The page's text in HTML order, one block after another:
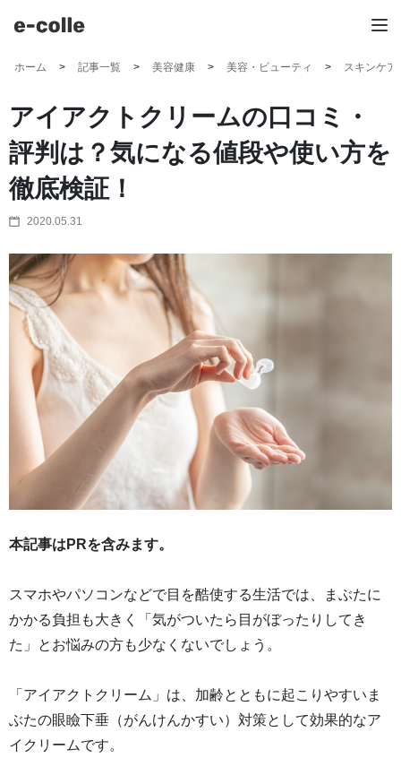
ホーム 記事一覧 美容健康 美容・ビューティ スキンケア
アイアクトクリームの口コミ・
評判は？気になる値段や使い方を
徹底検証！
2020.05.31
本記事はPRを含みます。
スマホやパソコンなどで目を酷使する生活では、まぶたに
かかる負担も大きく「気がついたら目がぼったりしてき
た」とお悩みの方も少なくないでしょう。
「アイアクトクリーム」は、加齢とともに起こりやすいま
ぶたの眼瞼下垂（がんけんかすい）対策として効果的なア
イクリームです。